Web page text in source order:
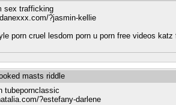
sex trafficking
?jasmin-kellie
porn cruel lesdom porn u porn free videos katz
masts riddle
tubepornclassic
?estefany-darlene